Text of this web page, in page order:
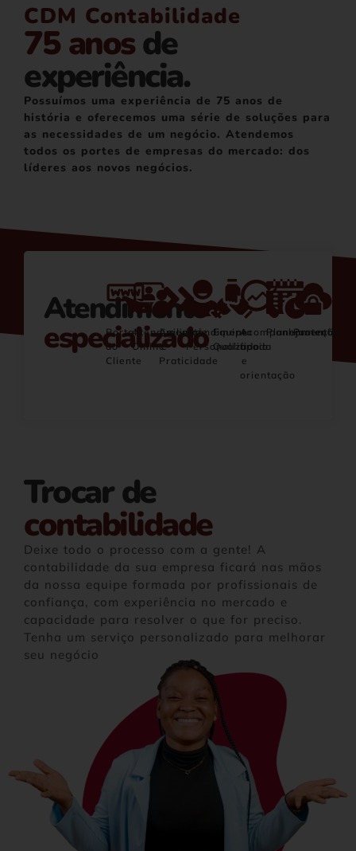
CDM Contabilidade
75 anosde
experiência.
Possuímos uma experiência de 75 anos de
história e oferecemos uma série de soluções para
as necessidades de um negócio. Atendemos
todos os portes de empresas do mercado: dos
líderes aos novos negócios.
Atendimento
especializado
Portal
do
Cliente
Atendimento
Online
Agilidade
e
Praticidade
Atendimento
Personalizado
Equipe
Qualificada
Acompanhamento,
apoio
e
orientação
Planejamento
Proteção
Trocar de
contabilidade
Deixe todo o processo com a gente! A
contabilidade da sua empresa ficará nas mãos
da nossa equipe formada por profissionais de
confiança, com experiência no mercado e
capacidade para resolver o que for preciso.
Tenha um serviço personalizado para melhorar
seu negócio